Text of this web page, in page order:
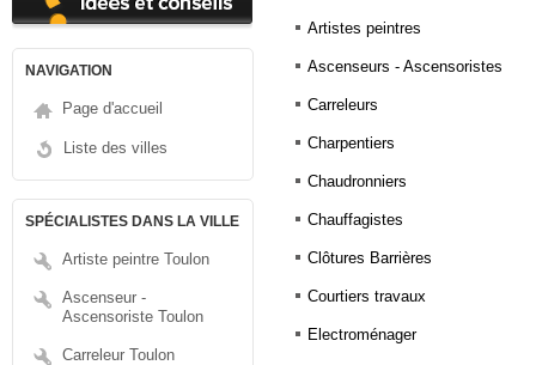
NAVIGATION
Page d'accueil
Liste des villes
SPÉCIALISTES DANS LA VILLE
Artiste peintre Toulon
Ascenseur -
Ascensoriste Toulon
Carreleur Toulon
Artistes peintres
Ascenseurs - Ascensoristes
Carreleurs
Charpentiers
Chaudronniers
Chauffagistes
Clôtures Barrières
Courtiers travaux
Electroménager